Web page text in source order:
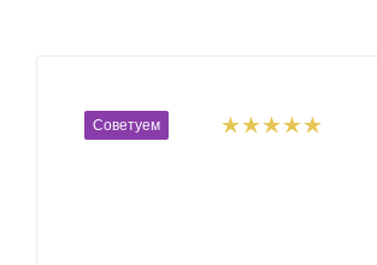
Советуем